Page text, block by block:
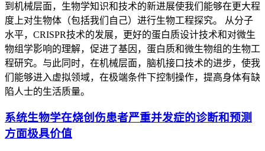
到机械层面，生物学知识和技术的新进展使我们能够在更大程
度上对生物体（包括我们自己）进行生物工程探究。 从分子
水平，CRISPR技术的发展，更好的蛋白质设计技术和对微生
物组学影响的理解，促进了基因，蛋白质和微生物组的生物工
程研究。与此同时，在机械层面，脑机接口技术的进步，使我
们能够进入虚拟领域，在极端条件下控制操作，提高身体有缺
陷人士的生活质量。
系统生物学在烧创伤患者严重并发症的诊断和预测
方面极具价值